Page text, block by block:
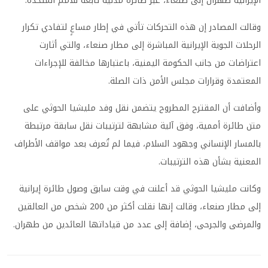
وقالت المصادر إن هذه التحركات تأتي في إطار مساعٍ لتفادي تكرار
الرحلات الجوية الإيرانية المباشرة إلى مطار صنعاء، والتي أثارت
اعتراضات من جانب الحكومة اليمنية، باعتبارها مخالفة للإجراءات
المعتمدة وقرارات مجلس الأمن ذات الصلة.
وأضافت أن المقترح المطروح يتضمن نقل وفد مليشيا الحوثي على
متن طائرة أممية، وفق آلية مشابهة لترتيبات نقل سابقة مرتبطة
بالمسار الإنساني وجهود السلام، فيما لم تُعرف بعد مواقف الأطراف
المعنية بشأن هذه الترتيبات.
وكانت مليشيا الحوثي قد أعلنت في وقت سابق وصول طائرة إيرانية
إلى مطار صنعاء، وقالت إنها نقلت أكثر من 200 شخص من العالقين
والمرضى والجرحى، إضافة إلى عدد من قياداتها العائدين من طهران.